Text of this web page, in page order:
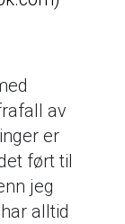
av
er
ført til
jeg
alltid